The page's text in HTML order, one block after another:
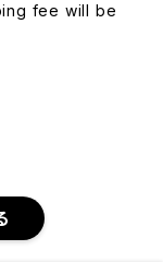
fee will be